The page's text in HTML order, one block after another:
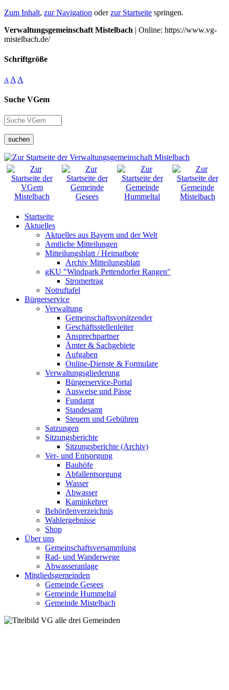
Zum Inhalt, zur Navigation oderzur Startseite springen.
Verwaltungsgemeinschaft Mistelbach | Online: https://www.vg-
mistelbach.de/
Schriftgröße
A A A
Suche VGem
suchen
Startseite
Aktuelles
Aktuelles aus Bayern und der Welt
Amtliche Mitteilungen
Mitteilungsblatt / Heimatbote
Archiv Mitteilungsblatt
gKU "Windpark Pettendorfer Rangen"
Stromertrag
Notruftafel
Bürgerservice
Verwaltung
Gemeinschaftsvorsitzender
Geschäftsstellenleiter
Ansprechpartner
Ämter & Sachgebiete
Aufgaben
Online-Dienste & Formulare
Verwaltungsgliederung
Bürgerservice-Portal
Ausweise und Pässe
Fundamt
Standesamt
Steuern und Gebühren
Satzungen
Sitzungsberichte
Sitzungsberichte (Archiv)
Ver- und Entsorgung
Bauhöfe
Abfallentsorgung
Wasser
Abwasser
Kaminkehrer
Behördenverzeichnis
Wahlergebnisse
Shop
Über uns
Gemeinschaftsversammlung
Rad- und Wanderwege
Abwasseranlage
Mitgliedsgemeinden
Gemeinde Gesees
Gemeinde Hummeltal
Gemeinde Mistelbach